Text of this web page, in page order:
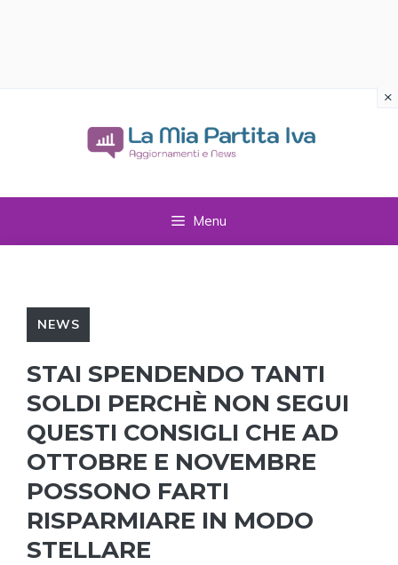
Menu
NEWS
STAI SPENDENDO TANTI
SOLDI PERCHÈ NON SEGUI
QUESTI CONSIGLI CHE AD
OTTOBRE E NOVEMBRE
POSSONO FARTI
RISPARMIARE IN MODO
STELLARE
×